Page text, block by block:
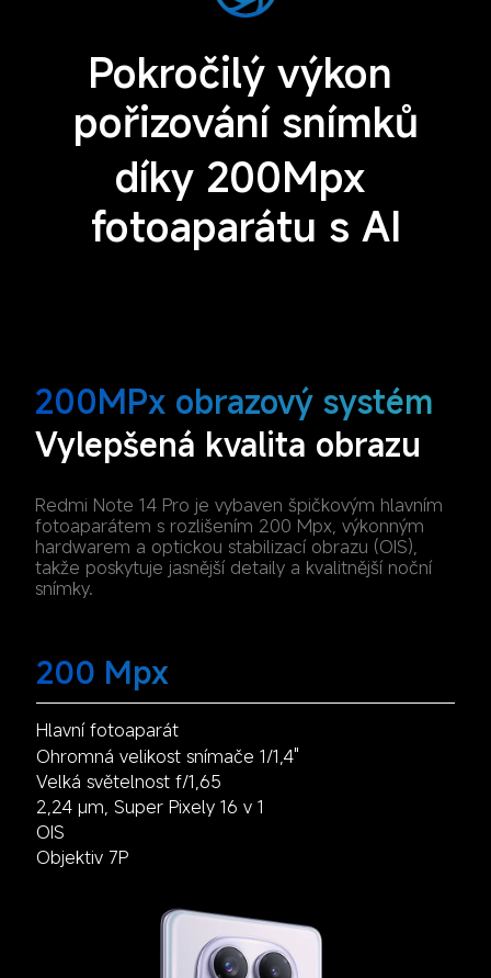
Pokročilý výkon
pořizování snímků
díky 200Mpx
fotoaparátu s AI
200MPx obrazový systém
Vylepšená kvalita obrazu
Redmi Note 14 Pro je vybaven špičkovým hlavním
fotoaparátem s rozlišením 200 Mpx, výkonným
hardwarem a optickou stabilizací obrazu (OIS),
takže poskytuje jasnější detaily a kvalitnější noční
snímky.
200 Mpx
Hlavní fotoaparát
Ohromná velikost snímače 1/1,4"
Velká světelnost f/1,65
2,24 µm, Super Pixely 16 v 1
OIS
Objektiv 7P
Ultraširokoúhlý fotoaparát